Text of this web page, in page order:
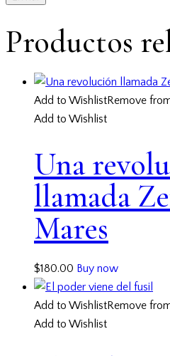
Productos
Add to WishlistRemove
Add to Wishlist
Una
llamada
Mares
$180.00 Buy now
Add to WishlistRemove
Add to Wishlist